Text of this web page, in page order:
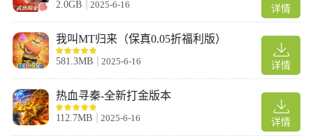
足。简化登录流程，操作便捷易上手，且严格遵循公平竞技原则。
4、体验古典地主的玩法、与真人进行紧张刺激的实时对战、享受
竞技带来的无限乐趣。
详情
2.0GB 2025-6-16
详情
我叫MT归来（保真0.05折福利版）
581.3MB 2025-6-16
详情
热血寻秦-全新打金版本
112.7MB 2025-6-16